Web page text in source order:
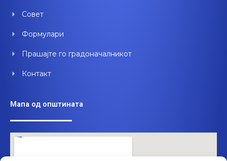
Совет
Формулари
Прашајте го градоначалникот
Контакт
Мапа од општината